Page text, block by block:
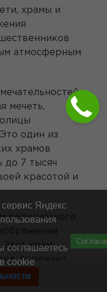
храмы и
атмосферным
мечеть,
один из
храмов
до 7 тысяч
красотой и
религиозного
Этот храм,
поражает
Яндекс
соглашаетесь
cookie